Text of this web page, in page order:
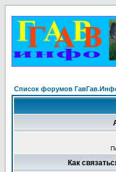
Список форумов
Как